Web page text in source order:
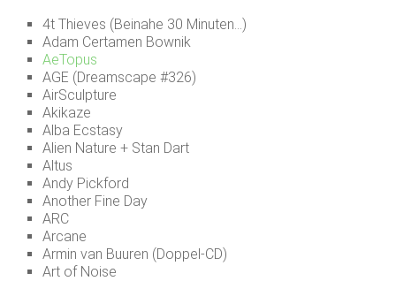
4t Thieves (Beinahe 30 Minuten…)
Adam Certamen Bownik
AeTopus
AGE (Dreamscape #326)
AirSculpture
Akikaze
Alba Ecstasy
Alien Nature + Stan Dart
Altus
Andy Pickford
Another Fine Day
ARC
Arcane
Armin van Buuren (Doppel-CD)
Art of Noise